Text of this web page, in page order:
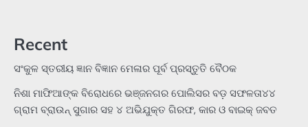
Recent
ସଂକୁଳ ସ୍ତରୀୟ ଜ୍ଞାନ ବିଜ୍ଞାନ ମେଳାର ପୂର୍ବ ପ୍ରସ୍ତୁତି ବୈଠକ
ନିଶା ମାଫିଆଙ୍କ ବିରୋଧରେ ଭଞ୍ଜନଗର ପୋଲିସର ବଡ଼ ସଫଳତା୪୪
ଗ୍ରାମ ବ୍ରାଉନ୍ ସୁଗାର ସହ ୪ ଅଭିଯୁକ୍ତ ଗିରଫ, କାର ଓ ବାଇକ୍ ଜବତ